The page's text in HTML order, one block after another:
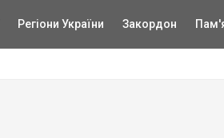
Регіони України Закордон